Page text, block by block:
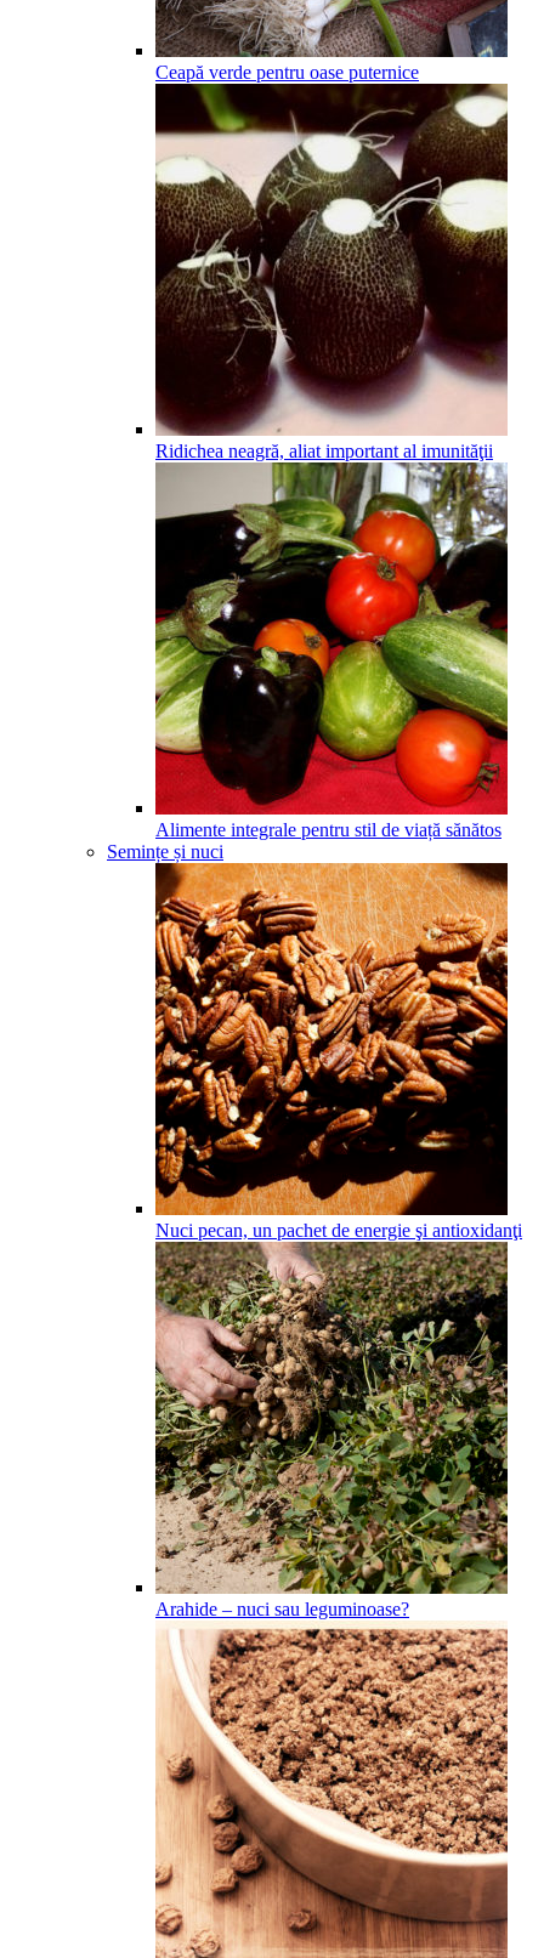
Ceapă verde pentru oase puternice
Ridichea neagră, aliat important al imunităţii
Alimente integrale pentru stil de viață sănătos
Semințe și nuci
Nuci pecan, un pachet de energie şi antioxidanţi
Arahide – nuci sau leguminoase?